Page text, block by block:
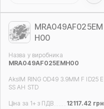
MRA049AF025EM
H00
Назва у виробника
MRA049AF025EMH00
AksIM RING OD49 3.9MM F ID25 E
SS AH STD
Ціна за 1+ з ПДВ
12117.42 грн